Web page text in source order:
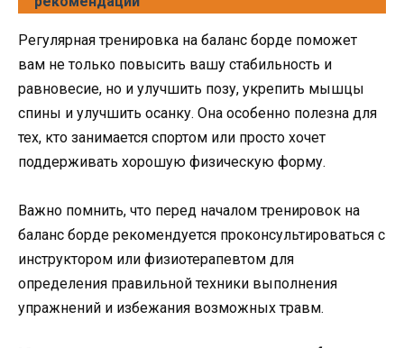
Регулярная тренировка на баланс борде поможет
вам не только повысить вашу стабильность и
равновесие, но и улучшить позу, укрепить мышцы
спины и улучшить осанку. Она особенно полезна для
тех, кто занимается спортом или просто хочет
поддерживать хорошую физическую форму.
Важно помнить, что перед началом тренировок на
баланс борде рекомендуется проконсультироваться с
инструктором или физиотерапевтом для
определения правильной техники выполнения
упражнений и избежания возможных травм.